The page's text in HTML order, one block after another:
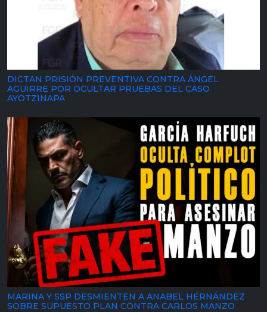
DICTAN PRISIÓN PREVENTIVA CONTRA ÁNGEL
AGUIRRE POR OCULTAR PRUEBAS DEL CASO
AYOTZINAPA
MARINA Y SSP DESMIENTEN A ANABEL HERNÁNDEZ
SOBRE SUPUESTO PLAN CONTRA CARLOS MANZO